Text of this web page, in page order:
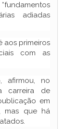
adiadas
aos primeiros
com as
afirmou, no
carreira de
em
mas que há